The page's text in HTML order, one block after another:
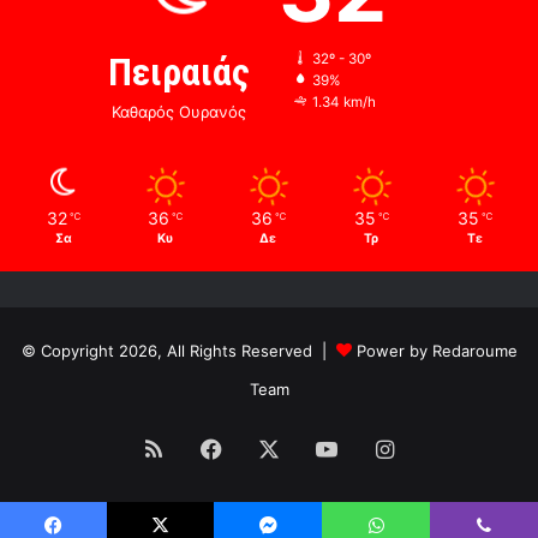
Πειραιάς
Καθαρός Ουρανός
32º - 30º
39%
1.34 km/h
32 ℃
Σα
36 ℃
Κυ
36 ℃
Δε
35 ℃
Τρ
35 ℃
Τε
© Copyright 2026, All Rights Reserved |
Power by Redaroume
Team
RSS Facebook YouTubeInstagram